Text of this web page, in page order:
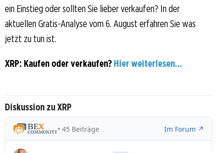
ein Einstieg oder sollten Sie lieber verkaufen? In der
aktuellen Gratis-Analyse vom 6. August erfahren Sie was
jetzt zu tun ist.
XRP: Kaufen oder verkaufen? Hier weiterlesen...
Diskussion zu XRP